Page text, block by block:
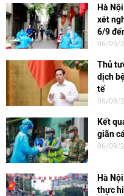
Hà
xét
6/9
06/09/
Thủ
dịch
tế
06/09/
Kết
giãn
06/09/
Hà
thực